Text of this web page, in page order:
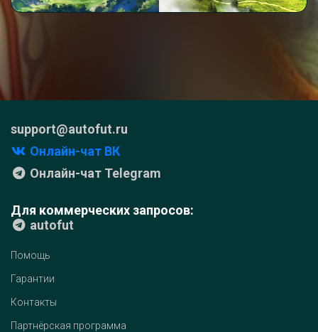
support@autofut.ru
Онлайн-чат ВК
Онлайн-чат Telegram
Для коммерческих запросов:
autofut
Помощь
Гарантии
Контакты
Партнёрская программа